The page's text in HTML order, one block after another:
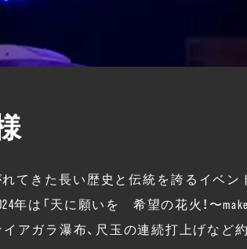
れてきた長い歴史と伝統を誇るイベ
年は「天に願いを 希望の花火！〜
アガラ瀑布、尺玉の連続打上げなど